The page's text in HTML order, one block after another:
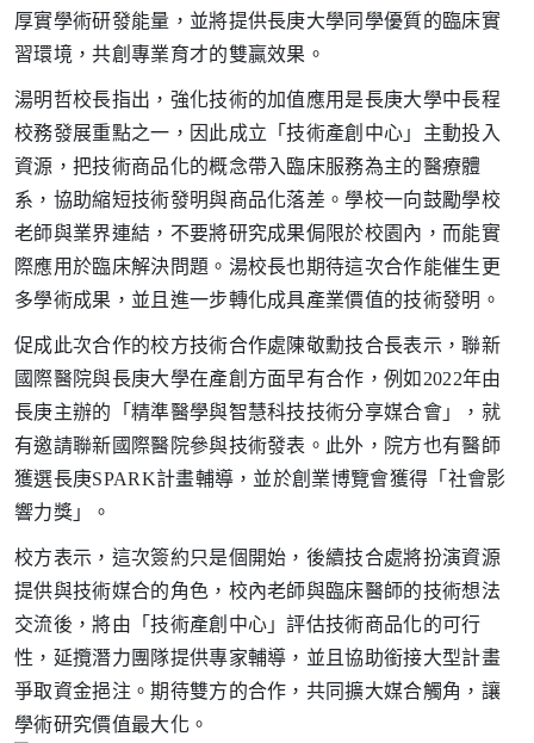
厚實學術研發能量，並將提供長庚大學同學優質的臨床實
習環境，共創專業育才的雙贏效果。
湯明哲校長指出，強化技術的加值應用是長庚大學中長程
校務發展重點之一，因此成立「技術產創中心」主動投入
資源，把技術商品化的概念帶入臨床服務為主的醫療體
系，協助縮短技術發明與商品化落差。學校一向鼓勵學校
老師與業界連結，不要將研究成果侷限於校園內，而能實
際應用於臨床解決問題。湯校長也期待這次合作能催生更
多學術成果，並且進一步轉化成具產業價值的技術發明。
促成此次合作的校方技術合作處陳敬勳技合長表示，聯新
國際醫院與長庚大學在產創方面早有合作，例如2022年由
長庚主辦的「精準醫學與智慧科技技術分享媒合會」，就
有邀請聯新國際醫院參與技術發表。此外，院方也有醫師
獲選長庚SPARK計畫輔導，並於創業博覽會獲得「社會影
響力獎」。
校方表示，這次簽約只是個開始，後續技合處將扮演資源
提供與技術媒合的角色，校內老師與臨床醫師的技術想法
交流後，將由「技術產創中心」評估技術商品化的可行
性，延攬潛力團隊提供專家輔導，並且協助銜接大型計畫
爭取資金挹注。期待雙方的合作，共同擴大媒合觸角，讓
學術研究價值最大化。